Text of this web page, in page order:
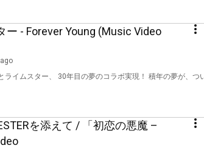
- Forever Young (Music Video
ー、 30年目の夢のコラボ実現！ 積年の夢が、つい
を添えて / 「初恋の悪魔 –